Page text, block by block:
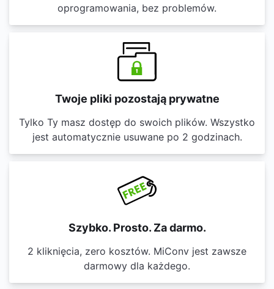
oprogramowania, bez problemów.
Twoje pliki pozostają prywatne
Tylko Ty masz dostęp do swoich plików. Wszystko
jest automatycznie usuwane po 2 godzinach.
Szybko. Prosto. Za darmo.
2 kliknięcia, zero kosztów. MiConv jest zawsze
darmowy dla każdego.